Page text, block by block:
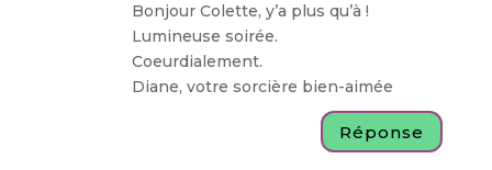
Bonjour Colette, y’a plus qu’à !
Lumineuse soirée.
Coeurdialement.
Diane, votre sorcière bien-aimée
Réponse